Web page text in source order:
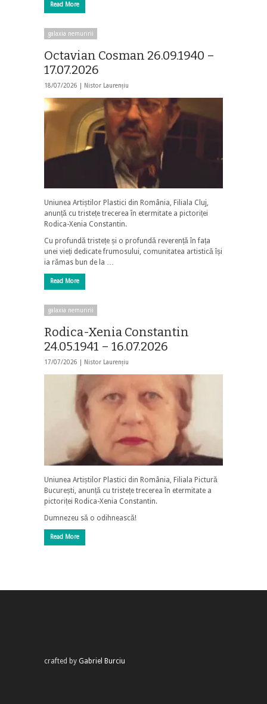
Read More
galaxia nemuririi
Octavian Cosman 26.09.1940 –
17.07.2026
18/07/2026 | Nistor Laurențiu
Uniunea Artiștilor Plastici din România, Filiala Cluj,
anunță cu tristețe trecerea în etermitate a pictoriței
Rodica-Xenia Constantin.
Cu profundă tristețe și o profundă reverență în fața
unei vieți dedicate frumosului, comunitatea artistică își
ia rămas bun de la …
Read More
galaxia nemuririi
Rodica-Xenia Constantin
24.05.1941 – 16.07.2026
17/07/2026 | Nistor Laurențiu
Uniunea Artiștilor Plastici din România, Filiala Pictură
București, anunță cu tristețe trecerea în etermitate a
pictoriței Rodica-Xenia Constantin.
Dumnezeu să o odihnească!
Read More
crafted by Gabriel Burciu